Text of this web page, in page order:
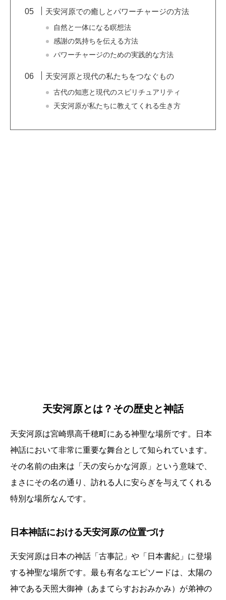
天安河原での癒しとパワーチャージの方法
自然と一体になる瞑想法
感謝の気持ちを伝える方法
パワーチャージのための実践的な方法
天安河原と現代の私たちをつなぐもの
古代の知恵と現代のスピリチュアリティ
天安河原が私たちに教えてくれる生き方
天安河原とは？その歴史と神話
天安河原は宮崎県高千穂町にある神聖な場所です。日本
神話において非常に重要な舞台として知られています。
その名前の由来は「天の安らかな河原」という意味で、
まさにその名の通り、訪れる人に安らぎを与えてくれる
特別な場所なんです。
日本神話における天安河原の位置づけ
天安河原は日本の神話「古事記」や「日本書紀」に登場
する神聖な場所です。最も有名なエピソードは、太陽の
神である天照大御神（あまてらすおおみかみ）が弟神の